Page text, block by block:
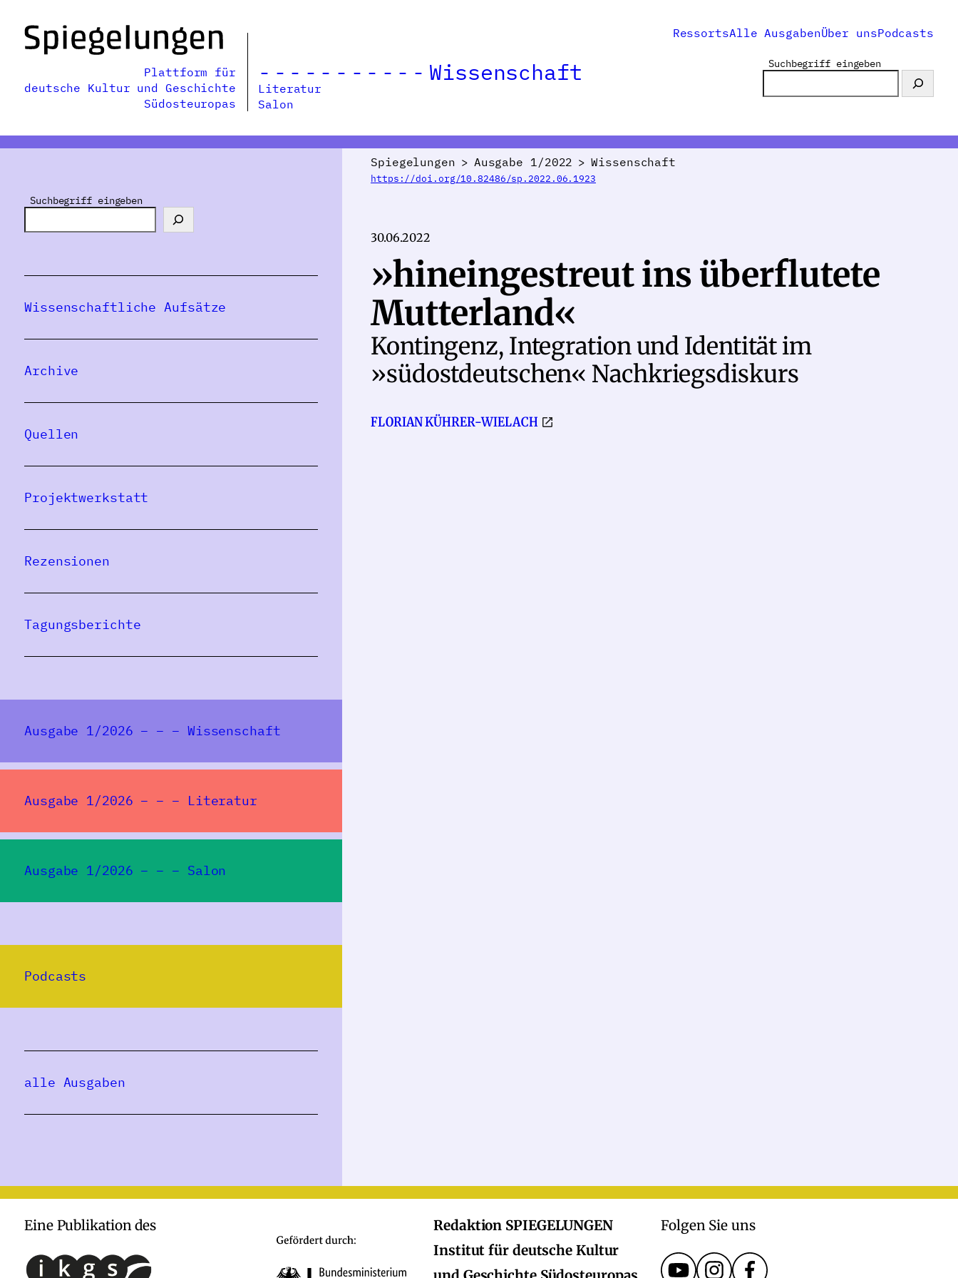
Inhalt
springen
Plattform für
deutsche Kultur und Geschichte
Südosteuropas
Wissenschaft
Literatur
Salon
RessortsAlle AusgabenÜber unsPodcasts
Suchbegriff eingeben
Suchbegriff eingeben
Wissenschaftliche Aufsätze
Archive
Quellen
Projektwerkstatt
Rezensionen
Tagungsberichte
Ausgabe 1/2026 – – – Wissenschaft
Ausgabe 1/2026 – – – Literatur
Ausgabe 1/2026 – – – Salon
Podcasts
alle Ausgaben
Spiegelungen > Ausgabe 1/2022 > Wissenschaft
https://doi.org/10.82486/sp.2022.06.1923
30.06.2022
»hineingestreut ins überflutete
Mutterland«
Kontingenz, Integration und Identität im
»südostdeutschen« Nachkriegsdiskurs
FLORIAN KÜHRER-WIELACH
Eine Publikation des
Redaktion SPIEGELUNGEN
Institut für deutsche Kultur
Folgen Sie uns